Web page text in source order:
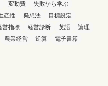
変動費
失敗から学ぶ
産性 発想法
目標設定
営指標 経営診断 英語
論理
農業経営 逆算
電子書籍